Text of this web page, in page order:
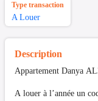
Type transaction
A Louer
Description
Appartement Danya
A louer à l’année un